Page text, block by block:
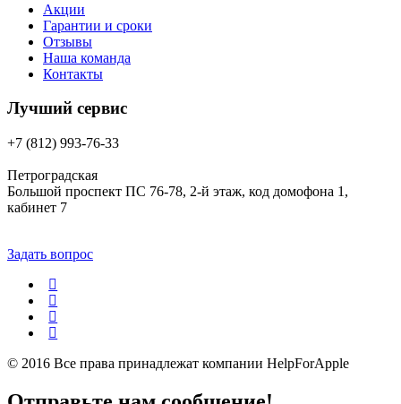
Акции
Гарантии и сроки
Отзывы
Наша команда
Контакты
Лучший сервис
+7 (812) 993-76-33
Петроградская
Большой проспект ПС 76-78, 2-й этаж, код домофона 1,
кабинет 7
Задать вопрос
© 2016 Все права принадлежат компании HelpForApple